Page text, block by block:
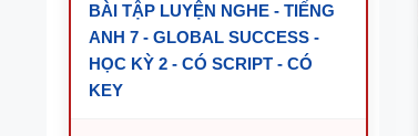
BÀI TẬP LUYỆN NGHE - TIẾNG
ANH 7 - GLOBAL SUCCESS -
HỌC KỲ 2 - CÓ SCRIPT - CÓ
KEY